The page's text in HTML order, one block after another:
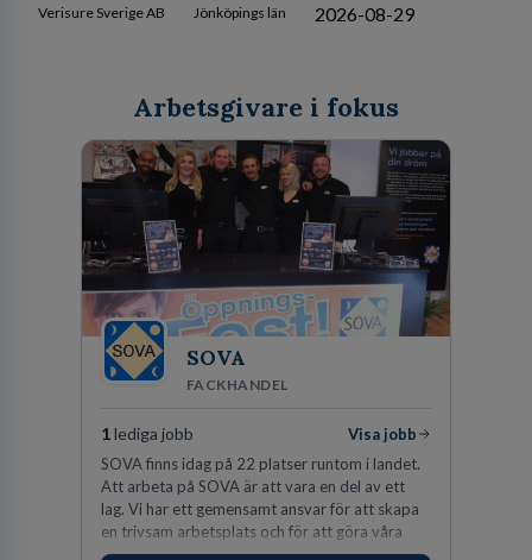
Verisure Sverige AB Jönköpings län 2026-08-29
Arbetsgivare i fokus
SOVA
FACKHANDEL
1lediga jobb
Visa jobb
SOVA finns idag på 22 platser runtom i landet.
Att arbeta på SOVA är att vara en del av ett
lag. Vi har ett gemensamt ansvar för att skapa
en trivsam arbetsplats och för att göra våra
kunder nöjda. Som medarbetare hos oss